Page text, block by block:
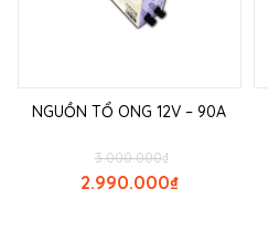
NGUỒN TỔ ONG 12V – 90A
₫
3.000.000
₫
2.990.000